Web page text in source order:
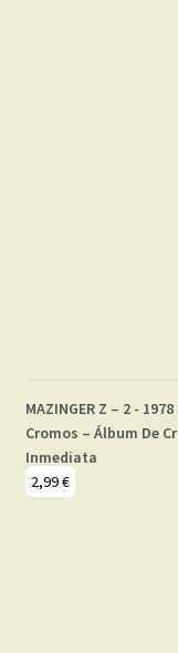
MAZINGER Z – 2 -
Cromos – Álbum De
Inmediata
2,99€